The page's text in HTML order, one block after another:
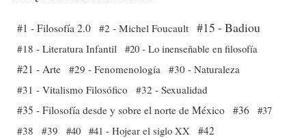
#1 - Filosofía 2.0 #2 - Michel Foucault #15 - Badiou
#18 - Literatura Infantil #20 - Lo inenseñable en filosofía
#21 - Arte #29 - Fenomenología
#30 - Naturaleza
#31 - Vitalismo Filosófico
#32 - Sexualidad
#35 - Filosofía desde y sobre el norte de México #36 #37
#38
#39 #40 #41 - Hojear el siglo XX #42